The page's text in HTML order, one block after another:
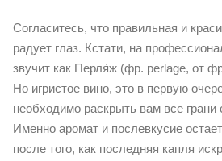
Согласитесь, что правильная и
радует глаз. Кстати, на
звучит как Перля́ж (фр. perlage, от
Но игристое вино, это в первую
необходимо раскрыть вам все грани
Именно аромат и послевкусие
после того, как последняя капля